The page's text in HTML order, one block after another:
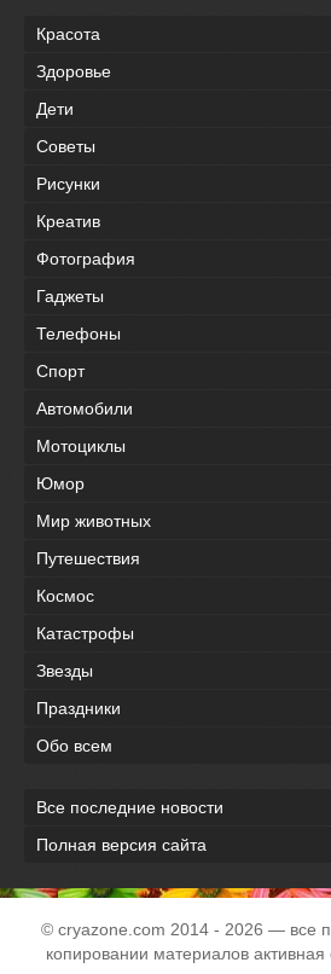
Красота
Здоровье
Дети
Советы
Рисунки
Креатив
Фотография
Гаджеты
Телефоны
Спорт
Автомобили
Мотоциклы
Юмор
Мир животных
Путешествия
Космос
Катастрофы
Звезды
Праздники
Обо всем
Все последние новости
Полная версия сайта
© cryazone.com 2014 - 2026 — все
копировании материалов активная